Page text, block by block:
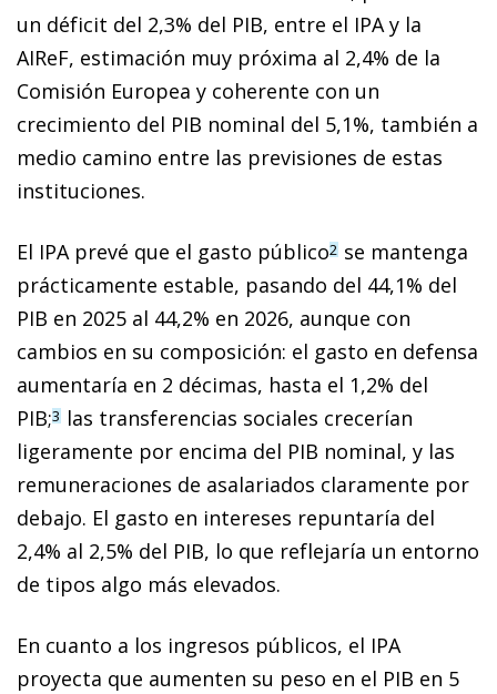
un déficit del 2,3% del PIB, entre el IPA y la
AIReF, estimación muy próxima al 2,4% de la
Comisión Europea y coherente con un
crecimiento del PIB nominal del 5,1%, también a
medio camino entre las previsiones de estas
instituciones.
El IPA prevé que el gasto público2 se mantenga
prácticamente estable, pasando del 44,1% del
PIB en 2025 al 44,2% en 2026, aunque con
cambios en su composición: el gasto en defensa
aumentaría en 2 décimas, hasta el 1,2% del
PIB;3 las transferencias sociales crecerían
ligeramente por encima del PIB nominal, y las
remuneraciones de asalariados claramente por
debajo. El gasto en intereses repuntaría del
2,4% al 2,5% del PIB, lo que reflejaría un entorno
de tipos algo más elevados.
En cuanto a los ingresos públicos, el IPA
proyecta que aumenten su peso en el PIB en 5